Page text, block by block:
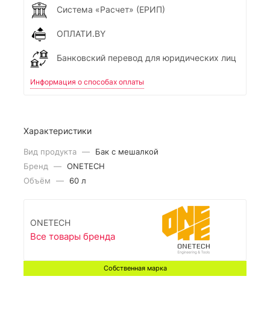
Система «Расчет» (ЕРИП)
ОПЛАТИ.BY
Банковский перевод для юридических лиц
Информация о способах оплаты
Характеристики
Вид продукта —
Бак с мешалкой
Бренд — ONETECH
Объём
— 60 л
ONETECH
Все товары бренда
Собственная марка